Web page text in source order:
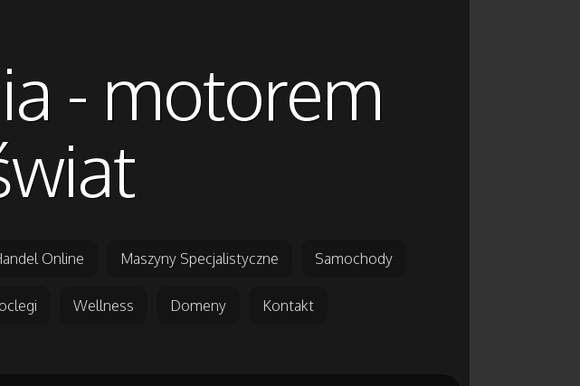
- motorem
Online Maszyny Specjalistyczne Samochody
Wellness Domeny Kontakt